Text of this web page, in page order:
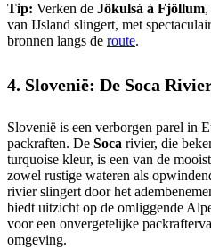
Tip: Verken de Jökulsá á Fjöllum
van IJsland slingert, met
bronnen langs de route.
4. Slovenië: De Soca
Slovenië is een verborgen parel in
packraften. De Soca rivier, die
turquoise kleur, is een van de
zowel rustige wateren als
rivier slingert door het
biedt uitzicht op de omliggende
voor een onvergetelijke
omgeving.